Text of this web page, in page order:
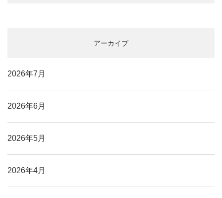
アーカイブ
2026年7月
2026年6月
2026年5月
2026年4月